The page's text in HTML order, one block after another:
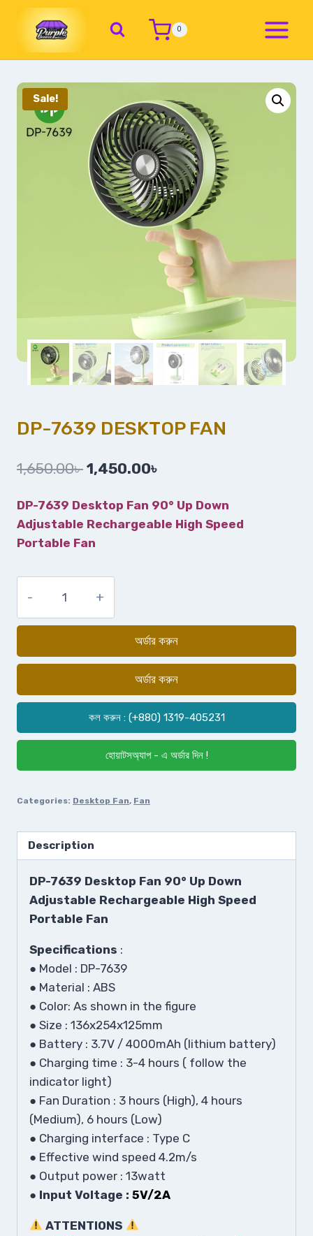
0
Sale!
DP-7639 DESKTOP FAN
1,650.00৳ 1,450.00৳
DP-7639 Desktop Fan 90° Up Down
Adjustable Rechargeable High Speed
Portable Fan
অর্ডার করুন
অর্ডার করুন
কল করুন : (+880) 1319-405231
হোয়াটসঅ্যাপ - এ অর্ডার দিন !
Categories: Desktop Fan, Fan
Description
DP-7639 Desktop Fan 90° Up Down
Adjustable Rechargeable High Speed
Portable Fan
Specifications :
● Model : DP-7639
● Material : ABS
● Color: As shown in the figure
● Size : 136x254x125mm
● Battery : 3.7V / 4000mAh (lithium battery)
● Charging time : 3-4 hours ( follow the
indicator light)
● Fan Duration : 3 hours (High), 4 hours
(Medium), 6 hours (Low)
● Charging interface : Type C
● Effective wind speed 4.2m/s
● Output power : 13watt
● Input Voltage : 5V/2A
ATTENTIONS